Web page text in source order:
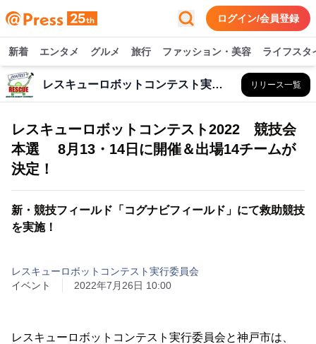
ログイン/会員登録
新着 エンタメ グルメ 旅行 ファッション・美容 ライフスタ
レスキューロボットコンテスト実行委員会 リリース一覧
レスキューロボットコンテスト2022 競技会
本選 8月13・14日に開催＆出場14チームが
決定！
新・競技フィールド「コグナビフィールド」にて救助競技
を実施！
レスキューロボットコンテスト実行委員会
イベント
2022年7月26日 10:00
レスキューロボットコンテスト実行委員会と神戸市は、